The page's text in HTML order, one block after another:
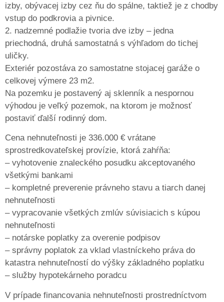
izby, obývacej izby cez ňu do spálne, taktiež je z chodby
vstup do podkrovia a pivnice.
2. nadzemné podlažie tvoria dve izby – jedna
priechodná, druhá samostatná s výhľadom do tichej
uličky.
Exteriér pozostáva zo samostatne stojacej garáže o
celkovej výmere 23 m2.
Na pozemku je postavený aj sklenník a nespornou
výhodou je veľký pozemok, na ktorom je možnosť
postaviť ďalší rodinný dom.
Cena nehnuteľnosti je 336.000 € vrátane
sprostredkovateľskej provízie, ktorá zahŕňa:
– vyhotovenie znaleckého posudku akceptovaného
všetkými bankami
– kompletné preverenie právneho stavu a tiarch danej
nehnuteľnosti
– vypracovanie všetkých zmlúv súvisiacich s kúpou
nehnuteľnosti
– notárske poplatky za overenie podpisov
– správny poplatok za vklad vlastníckeho práva do
katastra nehnuteľností do výšky základného poplatku
– služby hypotekárneho poradcu
V prípade financovania nehnuteľnosti prostredníctvom